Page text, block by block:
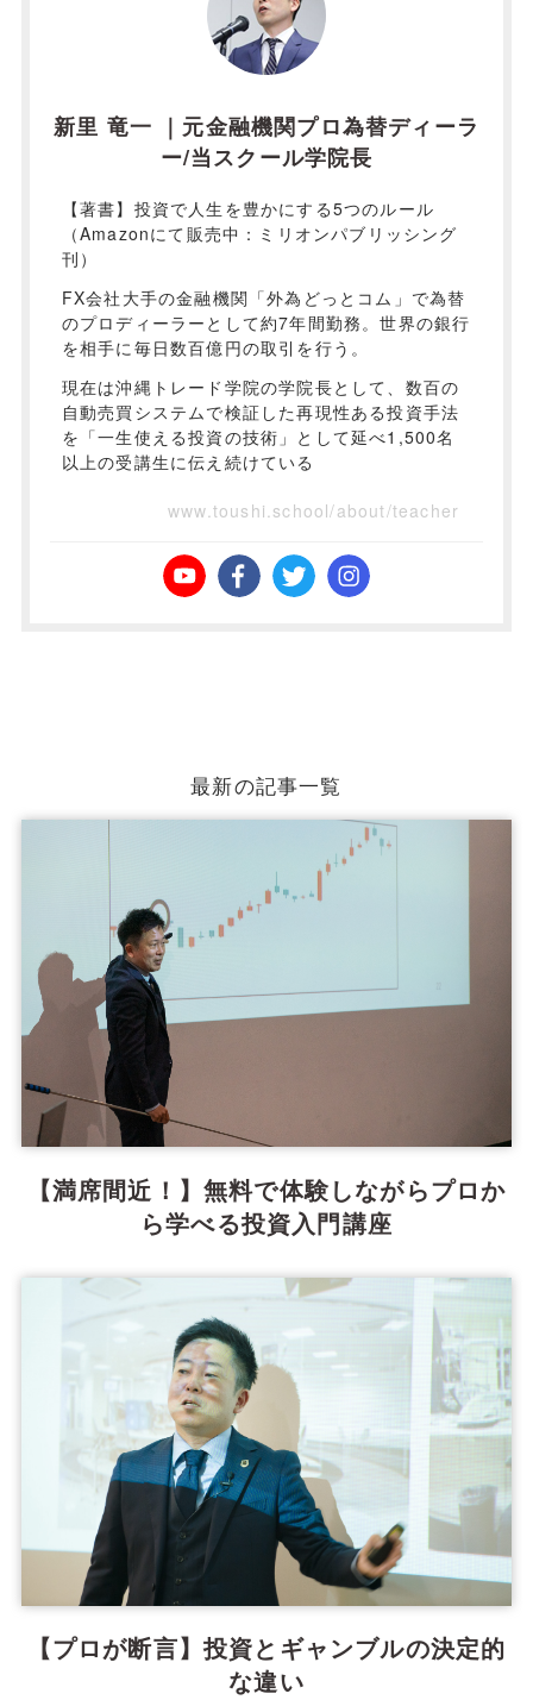
新里 竜一 ｜元金融機関プロ為替ディーラ
ー/当スクール学院長
【著書】投資で人生を豊かにする5つのルール
（Amazonにて販売中：ミリオンパブリッシング
刊）
FX会社大手の金融機関「外為どっとコム」で為替
のプロディーラーとして約7年間勤務。世界の銀行
を相手に毎日数百億円の取引を行う。
現在は沖縄トレード学院の学院長として、数百の
自動売買システムで検証した再現性ある投資手法
を「一生使える投資の技術」として延べ1,500名
以上の受講生に伝え続けている
www.toushi.school/about/teacher
最新の記事一覧
【満席間近！】無料で体験しながらプロか
ら学べる投資入門講座
【プロが断言】投資とギャンブルの決定的
な違い